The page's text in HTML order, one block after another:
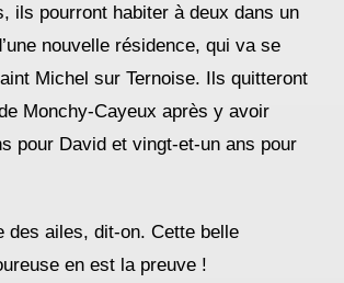
ils pourront habiter à deux dans un
nouvelle résidence, qui va se
Michel sur Ternoise. Ils quitteront
Monchy-Cayeux après y avoir
pour David et vingt-et-un ans pour
des ailes, dit-on. Cette belle
en est la preuve !